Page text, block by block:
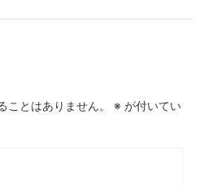
ことはありません。 ※ が付いてい